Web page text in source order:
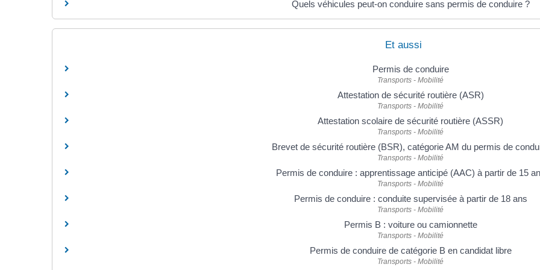
Quels véhicules peut-on conduire sans permis de conduire ?
Et aussi
Permis de conduire
Transports - Mobilité
Attestation de sécurité routière (ASR)
Transports - Mobilité
Attestation scolaire de sécurité routière (ASSR)
Transports - Mobilité
Brevet de sécurité routière (BSR), catégorie AM du permis de
Transports - Mobilité
Permis de conduire : apprentissage anticipé (AAC) à partir de 15
Transports - Mobilité
Permis de conduire : conduite supervisée à partir de 18 ans
Transports - Mobilité
Permis B : voiture ou camionnette
Transports - Mobilité
Permis de conduire de catégorie B en candidat libre
Transports - Mobilité